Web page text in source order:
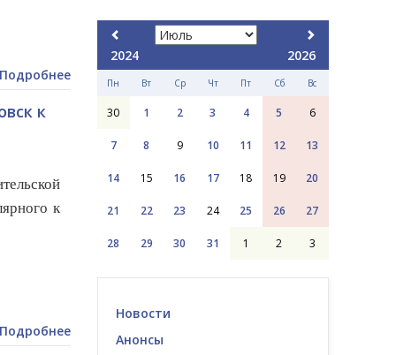
Подробнее
к
к
Подробнее
2024 2026
Пн Вт Ср Чт Пт Сб Вс
30 1 2 3 4 5 6
7 8 9 10 11 12 13
14 15 16 17 18 19 20
21 22 23 24 25 26 27
28 29 30 31 1 2 3
Новости
Анонсы